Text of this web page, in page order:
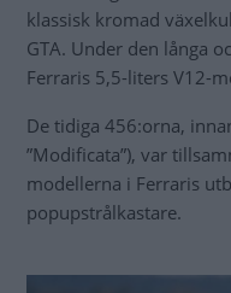
klassisk kromad
GTA. Under den långa
Ferraris 5,5-liters V12-
De tidiga 456:orna,
”Modificata”), var
modellerna i Ferraris
popupstrålkastare.